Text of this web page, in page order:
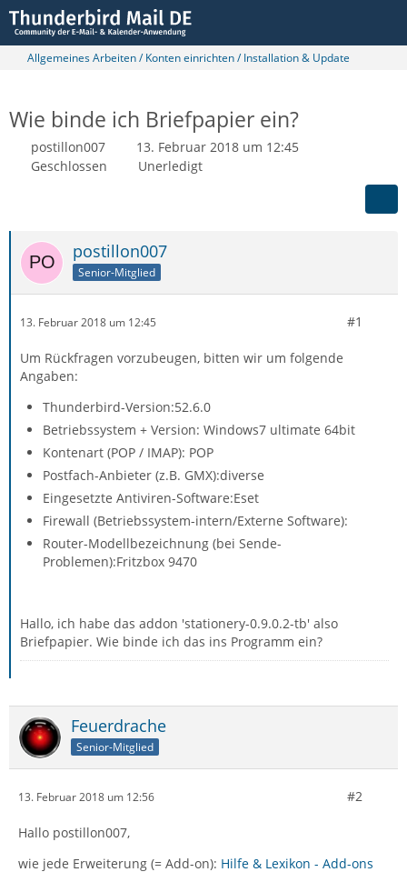
Allgemeines Arbeiten / Konten einrichten / Installation & Update
Wie binde ich Briefpapier ein?
postillon007
13. Februar 2018 um 12:45
Geschlossen
Unerledigt
postillon007
Senior-Mitglied
13. Februar 2018 um 12:45 #1
Um Rückfragen vorzubeugen, bitten wir um folgende
Angaben:
Thunderbird-Version:52.6.0
Betriebssystem + Version: Windows7 ultimate 64bit
Kontenart (POP / IMAP): POP
Postfach-Anbieter (z.B. GMX):diverse
Eingesetzte Antiviren-Software:Eset
Firewall (Betriebssystem-intern/Externe Software):
Router-Modellbezeichnung (bei Sende-
Problemen):Fritzbox 9470
Hallo, ich habe das addon 'stationery-0.9.0.2-tb' also
Briefpapier. Wie binde ich das ins Programm ein?
Feuerdrache
Senior-Mitglied
13. Februar 2018 um 12:56 #2
Hallo postillon007,
wie jede Erweiterung (= Add-on): Hilfe & Lexikon - Add-ons